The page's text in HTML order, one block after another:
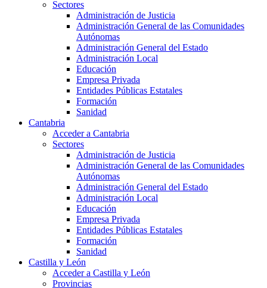
Sectores
Administración de Justicia
Administración General de las Comunidades
Autónomas
Administración General del Estado
Administración Local
Educación
Empresa Privada
Entidades Públicas Estatales
Formación
Sanidad
Cantabria
Acceder a Cantabria
Sectores
Administración de Justicia
Administración General de las Comunidades
Autónomas
Administración General del Estado
Administración Local
Educación
Empresa Privada
Entidades Públicas Estatales
Formación
Sanidad
Castilla y León
Acceder a Castilla y León
Provincias